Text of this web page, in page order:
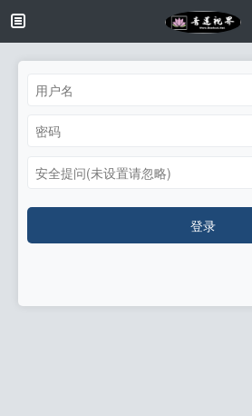
安全提问(未设置请忽略)
登录